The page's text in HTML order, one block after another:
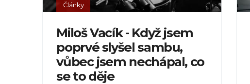
Články
Miloš Vacík - Když jsem
poprvé slyšel sambu,
vůbec jsem nechápal, co
se to děje